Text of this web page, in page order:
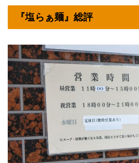
『塩らぁ麺』総評